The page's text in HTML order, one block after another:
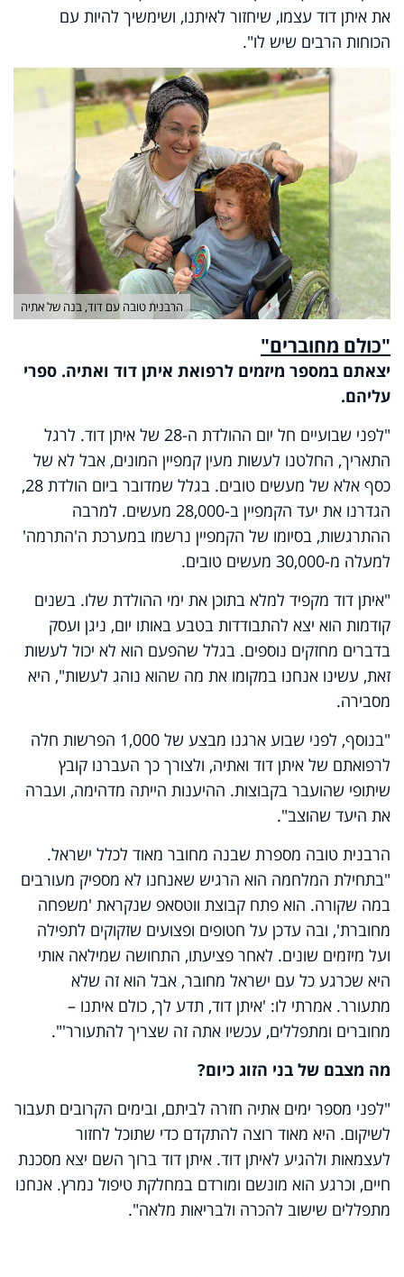
את איתן דוד עצמו, שיחזור לאיתנו, ושימשיך להיות עם
הכוחות הרבים שיש לו".
הרבנית טובה עם דוד, בנה של אתיה
"כולם מחוברים"
יצאתם במספר מיזמים לרפואת איתן דוד ואתיה. ספרי
עליהם.
"לפני שבועיים חל יום ההולדת ה-28 של איתן דוד. לרגל
התאריך, החלטנו לעשות מעין קמפיין המונים, אבל לא של
כסף אלא של מעשים טובים. בגלל שמדובר ביום הולדת 28,
הגדרנו את יעד הקמפיין ב-28,000 מעשים. למרבה
ההתרגשות, בסיומו של הקמפיין נרשמו במערכת ה'התרמה'
למעלה מ-30,000 מעשים טובים.
"איתן דוד מקפיד למלא בתוכן את ימי ההולדת שלו. בשנים
קודמות הוא יצא להתבודדות בטבע באותו יום, ניגן ועסק
בדברים מחזקים נוספים. בגלל שהפעם הוא לא יכול לעשות
זאת, עשינו אנחנו במקומו את מה שהוא נוהג לעשות", היא
מסבירה.
"בנוסף, לפני שבוע ארגנו מבצע של 1,000 הפרשות חלה
לרפואתם של איתן דוד ואתיה, ולצורך כך העברנו קובץ
שיתופי שהועבר בקבוצות. ההיענות הייתה מדהימה, ועברה
את היעד שהוצב".
הרבנית טובה מספרת שבנה מחובר מאוד לכלל ישראל.
"בתחילת המלחמה הוא הרגיש שאנחנו לא מספיק מעורבים
במה שקורה. הוא פתח קבוצת ווטסאפ שנקראת 'משפחה
מחוברת', ובה עדכן על חטופים ופצועים שזקוקים לתפילה
ועל מיזמים שונים. לאחר פציעתו, התחושה שמילאה אותי
היא שכרגע כל עם ישראל מחובר, אבל הוא זה שלא
מתעורר. אמרתי לו: 'איתן דוד, תדע לך, כולם איתנו –
מחוברים ומתפללים, עכשיו אתה זה שצריך להתעורר'".
מה מצבם של בני הזוג כיום?
"לפני מספר ימים אתיה חזרה לביתם, ובימים הקרובים תעבור
לשיקום. היא מאוד רוצה להתקדם כדי שתוכל לחזור
לעצמאות ולהגיע לאיתן דוד. איתן דוד ברוך השם יצא מסכנת
חיים, וכרגע הוא מונשם ומורדם במחלקת טיפול נמרץ. אנחנו
מתפללים שישוב להכרה ולבריאות מלאה".